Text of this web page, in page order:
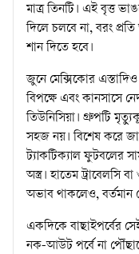
মাত্র তিনটি। এই বৃত্ত
দিলে চলবে না, বরং
শান দিতে হবে।
জুনে মেক্সিকোর এস্তাদিও
বিপক্ষে এবং কানসাসে
তিউনিসিয়া। গ্রুপটি
সহজ নয়। বিশেষ করে
ট্যাকটিক্যাল ফুটবলের
অস্ত্র। হাতেম ট্রাবেলসি
অভাব থাকলেও, বর্তমান
একদিকে বাছাইপর্বের
নক-আউট পর্বে না